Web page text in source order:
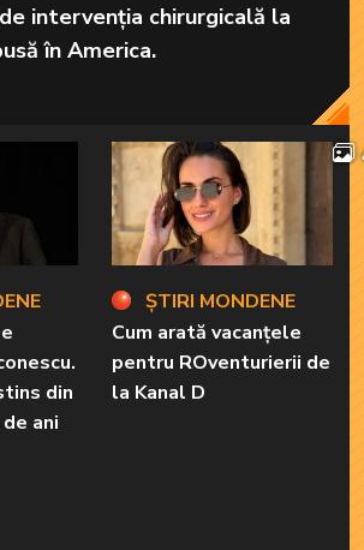
intervenția chirurgicală la
în America.
din
ani
ȘTIRI MONDENE
Cum arată vacanțele
pentru ROventurierii de
la Kanal D